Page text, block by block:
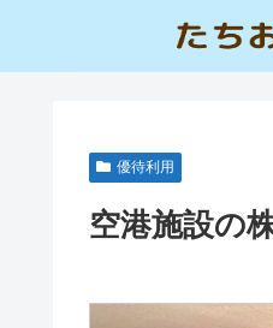
優待利用
空港施設の